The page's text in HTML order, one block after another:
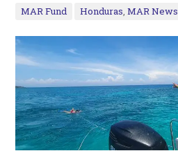
MAR Fund Honduras,MAR News